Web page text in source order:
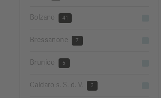
Bolzano 41
Bressanone 7
Brunico 5
Caldaro s. S. d. V. 3